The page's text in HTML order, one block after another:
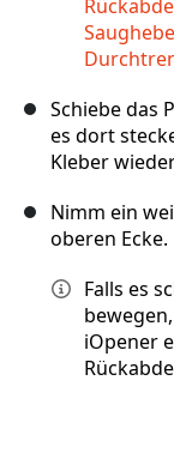
Schiebe das
es dort
Kleber
Nimm ein
oberen Ecke.
Falls es
iOpener